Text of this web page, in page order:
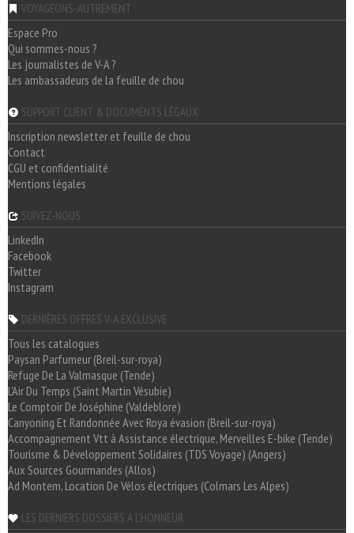
VOYAGEONS-AUTREMENT
Espace Pro
Qui sommes-nous ?
Les journalistes de V-A ?
Les ambassadeurs de la feuille de chou
SUPPORT CLIENT & DOCUMENTS LÉGAUX
Inscription newsletter et feuille de chou
Contact
CGU et confidentialité
Mentions légales
SUIVEZ-NOUS
LinkedIn
Facebook
Twitter
Instagram
DERNIÈRES OFFRES V-A EXCLUSIVE
Tous les catalogues
Paysan Parfumeur (Breil-sur-roya)
Refuge De La Valmasque (Tende)
L'Air Du Temps (Saint Martin Vésubie)
Le Comptoir De Joséphine (Valdeblore)
Canyoning Et Randonnée Avec Roya évasion (Breil-sur-roya)
Accompagnement Vtt à Assistance électrique, Merveilles E-bike (Tende)
Tourisme & Développement Solidaires (TDS Voyage) (Angers)
Aux Sources Gourmandes (Allos)
Ad Montem, Location De Vélos électriques (Colmars Les Alpes)
LES DERNIERS DOSSIERS A L'HONNEUR